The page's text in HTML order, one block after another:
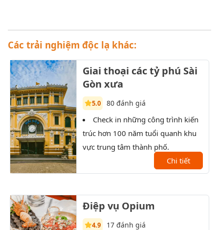
Các trải nghiệm độc lạ khác:
Giai thoại các tỷ phú Sài
Gòn xưa
5.0 80 đánh giá
Check in những công trình kiến
trúc hơn 100 năm tuổi quanh khu
vực trung tâm thành phố.
Chi tiết
Điệp vụ Opium
4.9 17 đánh giá